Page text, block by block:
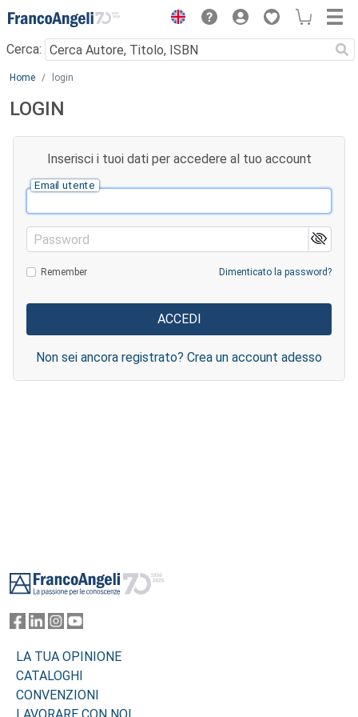
Menu
Cerca:
Main content
Home login
LOGIN
Inserisci i tuoi dati per accedere al tuo account
Email utente
Password
Remember Dimenticato la password?
Non sei ancora registrato? Crea un account adesso
LA TUA OPINIONE
CATALOGHI
CONVENZIONI